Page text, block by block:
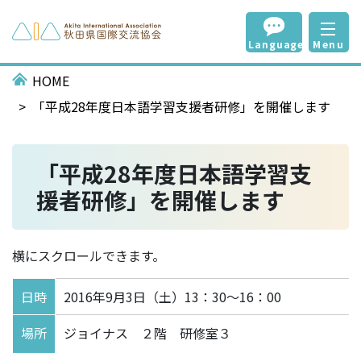
Language Menu
HOME
「平成28年度日本語学習支援者研修」を開催します
「平成28年度日本語学習支
援者研修」を開催します
横にスクロールできます。
日時
2016年9月3日（土）13：30～16：00
場所
ジョイナス ２階 研修室３